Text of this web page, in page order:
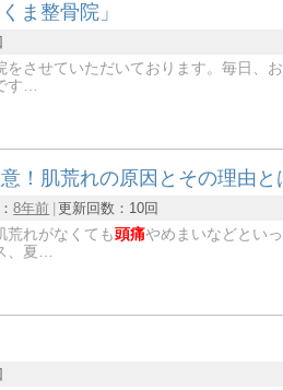
ま整骨院」
させていただいております。毎日、
す…
！肌荒れの原因とその理由と
8年前 更新回数： 10回
荒れがなくても頭痛やめまいなどとい
、夏…